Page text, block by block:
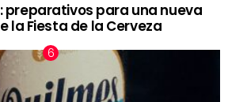
preparativos para una nueva
la Fiesta de la Cerveza